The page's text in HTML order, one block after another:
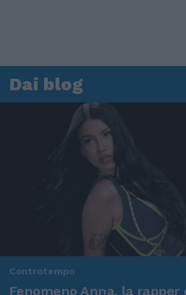
Dai blog
Controtempo
Fenomeno Anna, la rapper